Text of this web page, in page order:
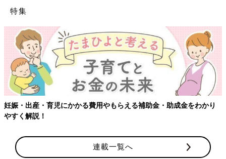
特集
妊娠・出産・育児にかかる費用やもらえる補助金・助成金をわかり
やすく解説！
連載一覧へ